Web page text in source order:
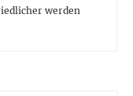
werden